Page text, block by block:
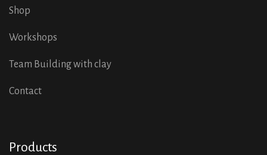
Shop
Workshops
Team Building with clay
Contact
Products